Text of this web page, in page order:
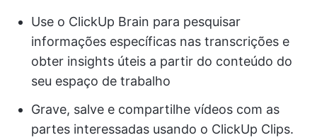
Use o ClickUp Brain para pesquisar
informações específicas nas transcrições e
obter insights úteis a partir do conteúdo do
seu espaço de trabalho
Grave, salve e compartilhe vídeos com as
partes interessadas usando o ClickUp Clips.